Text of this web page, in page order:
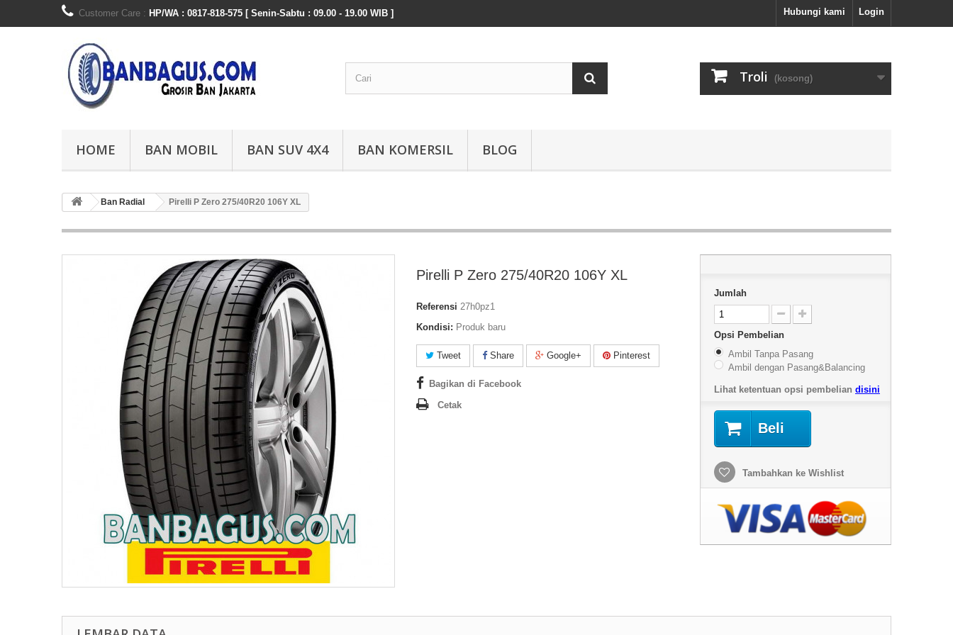
Login
Hubungi kami
Customer Care : HP/WA : 0817-818-575 [ Senin-Sabtu : 09.00 - 19.00 WIB ]
Troli (kosong)
HOME BAN MOBIL BAN SUV 4X4 BAN KOMERSIL BLOG
Ban Radial Pirelli P Zero 275/40R20 106Y XL
Pirelli P Zero 275/40R20 106Y XL
Referensi 27h0pz1
Kondisi: Produk baru
Tweet Share Google+ Pinterest
Bagikan di Facebook
Cetak
Jumlah
Opsi Pembelian
Ambil Tanpa Pasang
Ambil dengan Pasang&Balancing
Lihat ketentuan opsi pembelian disini
Beli
Tambahkan ke Wishlist